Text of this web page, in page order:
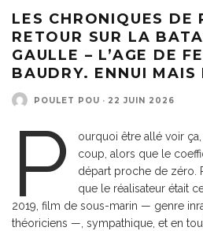
LES CHRONIQUES DE
RETOUR SUR LA
GAULLE – L’AGE DE
BAUDRY. ENNUI MAIS
POULET POU · 22 JUIN 2026
P
ourquoi être allé voir
coup, alors que le
départ proche de zéro.
que le réalisateur était
2019, film de sous-marin — genre
théoriciens —, sympathique, et en